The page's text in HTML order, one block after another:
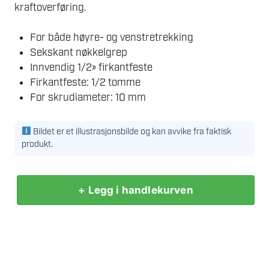
kraftoverføring.
For både høyre- og venstretrekking
Sekskant nøkkelgrep
Innvendig 1/2» firkantfeste
Firkantfeste: 1/2 tomme
For skrudiameter: 10 mm
Bildet er et illustrasjonsbilde og kan avvike fra faktisk
produkt.
+ Legg i handlekurven